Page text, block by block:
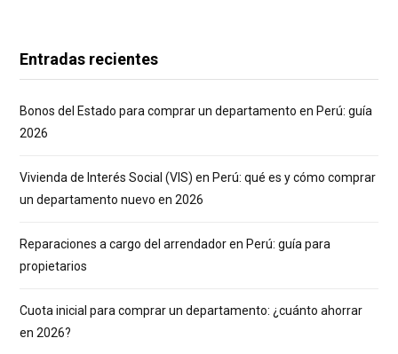
Entradas recientes
Bonos del Estado para comprar un departamento en Perú: guía
2026
Vivienda de Interés Social (VIS) en Perú: qué es y cómo comprar
un departamento nuevo en 2026
Reparaciones a cargo del arrendador en Perú: guía para
propietarios
Cuota inicial para comprar un departamento: ¿cuánto ahorrar
en 2026?